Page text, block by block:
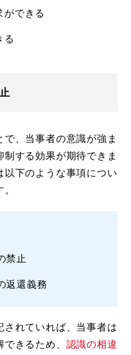
ができる
る
、当事者の意識が強ま
する効果が期待できま
下のような事項につい
禁止
返還義務
されていれば、当事者は
きるため、 認識の相違